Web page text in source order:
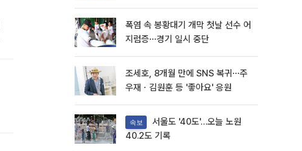
폭염 속 봉황대기 개막 첫날 선수 어
지럼증⋯경기 일시 중단
조세호, 8개월 만에 SNS 복귀⋯주
우재ㆍ김원훈 등 '좋아요' 응원
속보
40.2도 기록